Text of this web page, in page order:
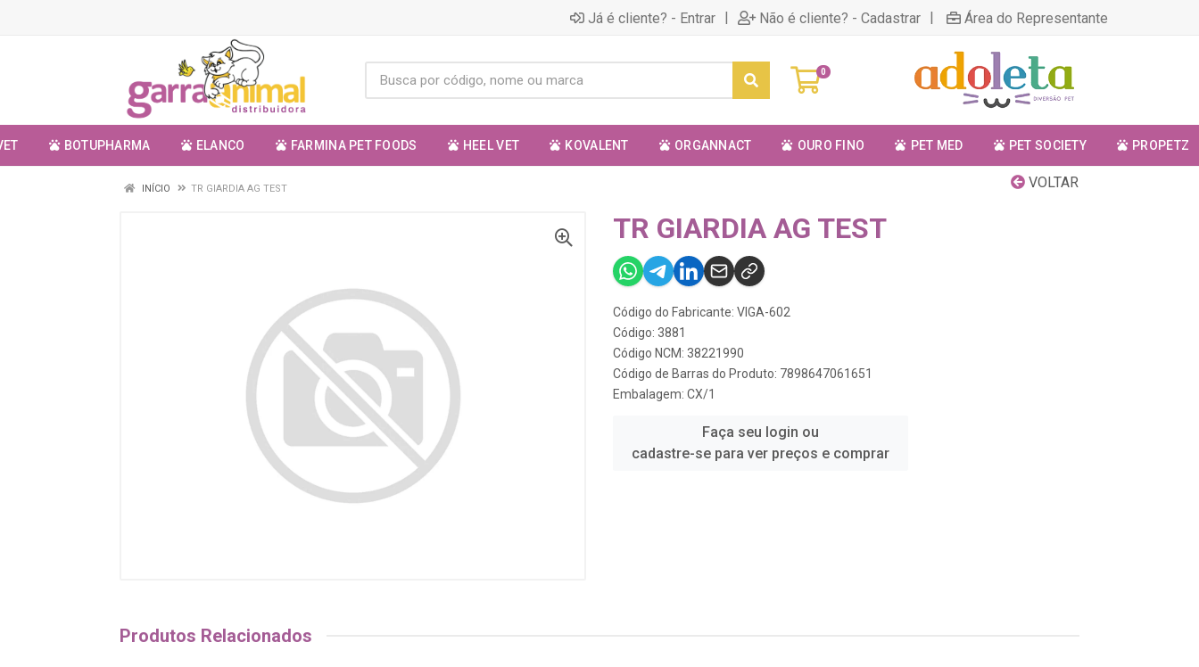
Já é cliente? - Entrar | Não é cliente? - Cadastrar | Área do Representante
0
BOTUPHARMA ELANCO FARMINA PET FOODS HEEL VET KOVALENT ORGANNACT OURO FINO PET MED PET SOCIETY PROPETZ
VOLTAR
INÍCIO TR GIARDIA AG TEST
TR GIARDIA AG TEST
Código do Fabricante: VIGA-602
Código: 3881
Código NCM: 38221990
Código de Barras do Produto: 7898647061651
Embalagem: CX/1
Faça seu login ou
cadastre-se para ver preços e comprar
Produtos Relacionados